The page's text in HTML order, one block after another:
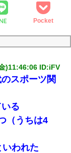
Pocket
)11:46:06 ID:iFV
スポーツ関
る
（うちは4
いわれた